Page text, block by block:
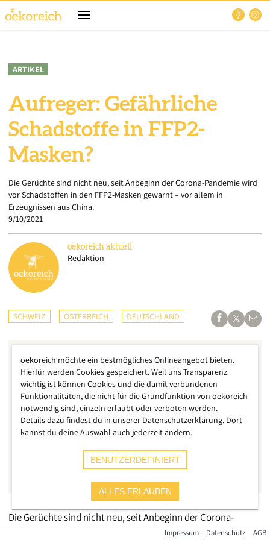
ARTIKEL
Aufreger: Gefährliche
Schadstoffe in FFP2-
Masken?
Die Gerüchte sind nicht neu, seit Anbeginn der Corona-Pandemie wird
vor Schadstoffen in den FFP2-Masken gewarnt – vor allem in
Erzeugnissen aus China.
9/10/2021
oekoreich aktuell
Redaktion
SCHWEIZ ÖSTERREICH DEUTSCHLAND
Die Gerüchte sind nicht neu, seit Anbeginn der Corona-
Pandemie wird vor angeblichen Schadstoffen in den FFP2-
Impressum Datenschutz AGB
oekoreich möchte ein bestmögliches Onlineangebot bieten.
Hierfür werden Cookies gespeichert. Weil uns Transparenz
wichtig ist können Cookies und die damit verbundenen
Funktionalitäten, die nicht für die Grundfunktion von oekoreich
notwendig sind, einzeln erlaubt oder verboten werden.
Details dazu findest du in unserer Datenschutzerklärung. Dort
kannst du deine Auswahl auch jederzeit ändern.
BENUTZERDEFINIERT
ALLES ERLAUBEN